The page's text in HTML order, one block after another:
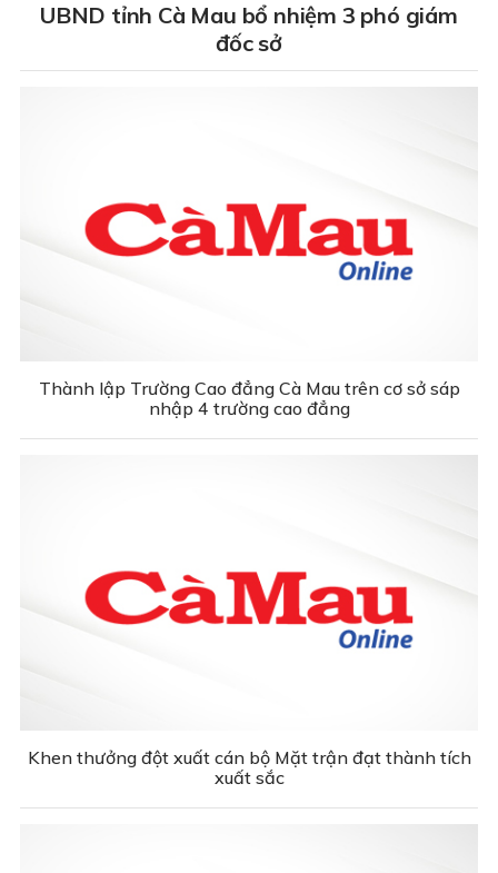
UBND tỉnh Cà Mau bổ nhiệm 3 phó giám
đốc sở
Thành lập Trường Cao đẳng Cà Mau trên cơ sở sáp
nhập 4 trường cao đẳng
Khen thưởng đột xuất cán bộ Mặt trận đạt thành tích
xuất sắc